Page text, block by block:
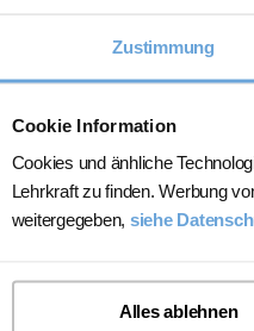
Zustimmung
Cookie Information
Cookies und änhliche
Lehrkraft zu finden. Werbung
weitergegeben, siehe
Alles ablehnen
Wir haben
Viele